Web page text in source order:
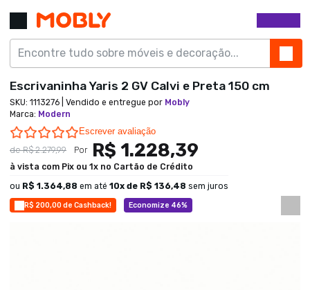
R$ 200,00 de Cashback! Economize 46%
Escrivaninha Yaris 2 GV Calvi e Preta 150 cm
SKU: 1113276 | Vendido e entregue por Mobly
Marca: Modern
0.0 star rating
Escrever avaliação
deR$ 2.279,99 Por R$ 1.228,39
à vista com Pix ou 1x no Cartão de Crédito
ou R$ 1.364,88 em até 10x de R$ 136,48 sem juros